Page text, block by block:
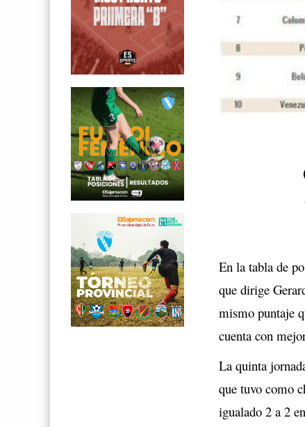
En la tabla de
que dirige
mismo puntaje
cuenta con
La quinta
que tuvo como
igualado 2 a 2